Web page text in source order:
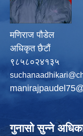
मणिराज पौडेल
अधिकृत छैटौं
९८५८०२४१३५
गुनासो सुन्ने